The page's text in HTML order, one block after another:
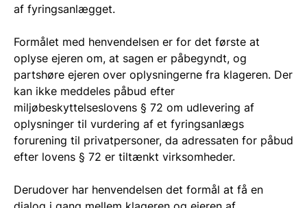
af fyringsanlægget.
Formålet med henvendelsen er for det første at
oplyse ejeren om, at sagen er påbegyndt, og
partshøre ejeren over oplysningerne fra klageren. Der
kan ikke meddeles påbud efter
miljøbeskyttelseslovens § 72 om udlevering af
oplysninger til vurdering af et fyringsanlægs
forurening til privatpersoner, da adressaten for påbud
efter lovens § 72 er tiltænkt virksomheder.
Derudover har henvendelsen det formål at få en